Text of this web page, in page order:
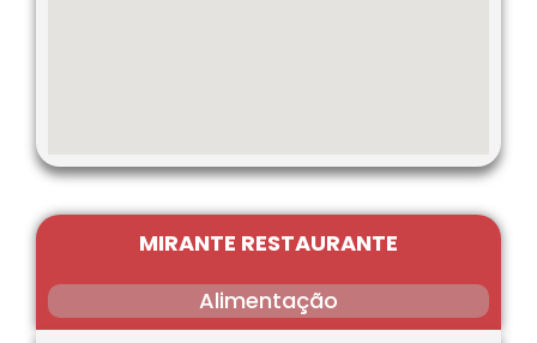
MIRANTE RESTAURANTE
Alimentação